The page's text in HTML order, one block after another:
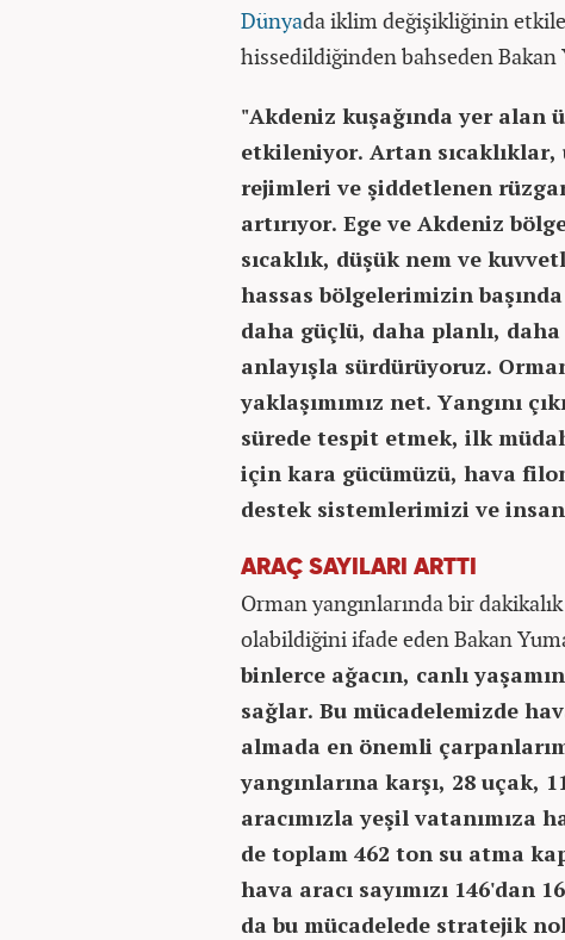
Dünyada iklim değişikliğinin
hissedildiğinden bahseden Bakan
"Akdeniz kuşağında yer alan
etkileniyor. Artan sıcaklıklar,
rejimleri ve şiddetlenen
artırıyor. Ege ve Akdeniz
sıcaklık, düşük nem ve
hassas bölgelerimizin
daha güçlü, daha planlı,
anlayışla sürdürüyoruz.
yaklaşımımız net. Yangını
sürede tespit etmek, ilk
için kara gücümüzü, hava
destek sistemlerimizi ve
ARAÇ SAYILARI ARTTI
Orman yangınlarında bir
olabildiğini ifade eden Bakan
binlerce ağacın, canlı
sağlar. Bu mücadelemizde
almada en önemli
yangınlarına karşı, 28 uçak,
aracımızla yeşil vatanımıza
de toplam 462 ton su atma
hava aracı sayımızı 146'dan
da bu mücadelede stratejik